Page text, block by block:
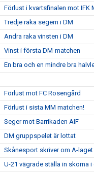
Förlust i kvartsfinalen mot IFK
Tredje raka segern i DM
Andra raka vinsten i DM
Vinst i första DM-matchen
En bra och en mindre bra
Förlust mot FC Rosengård
Förlust i sista MM matchen!
Seger mot Barrikaden AIF
DM gruppspelet är lottat
Skånesport skriver om A-laget
U-21 vägrade ställa in skorna